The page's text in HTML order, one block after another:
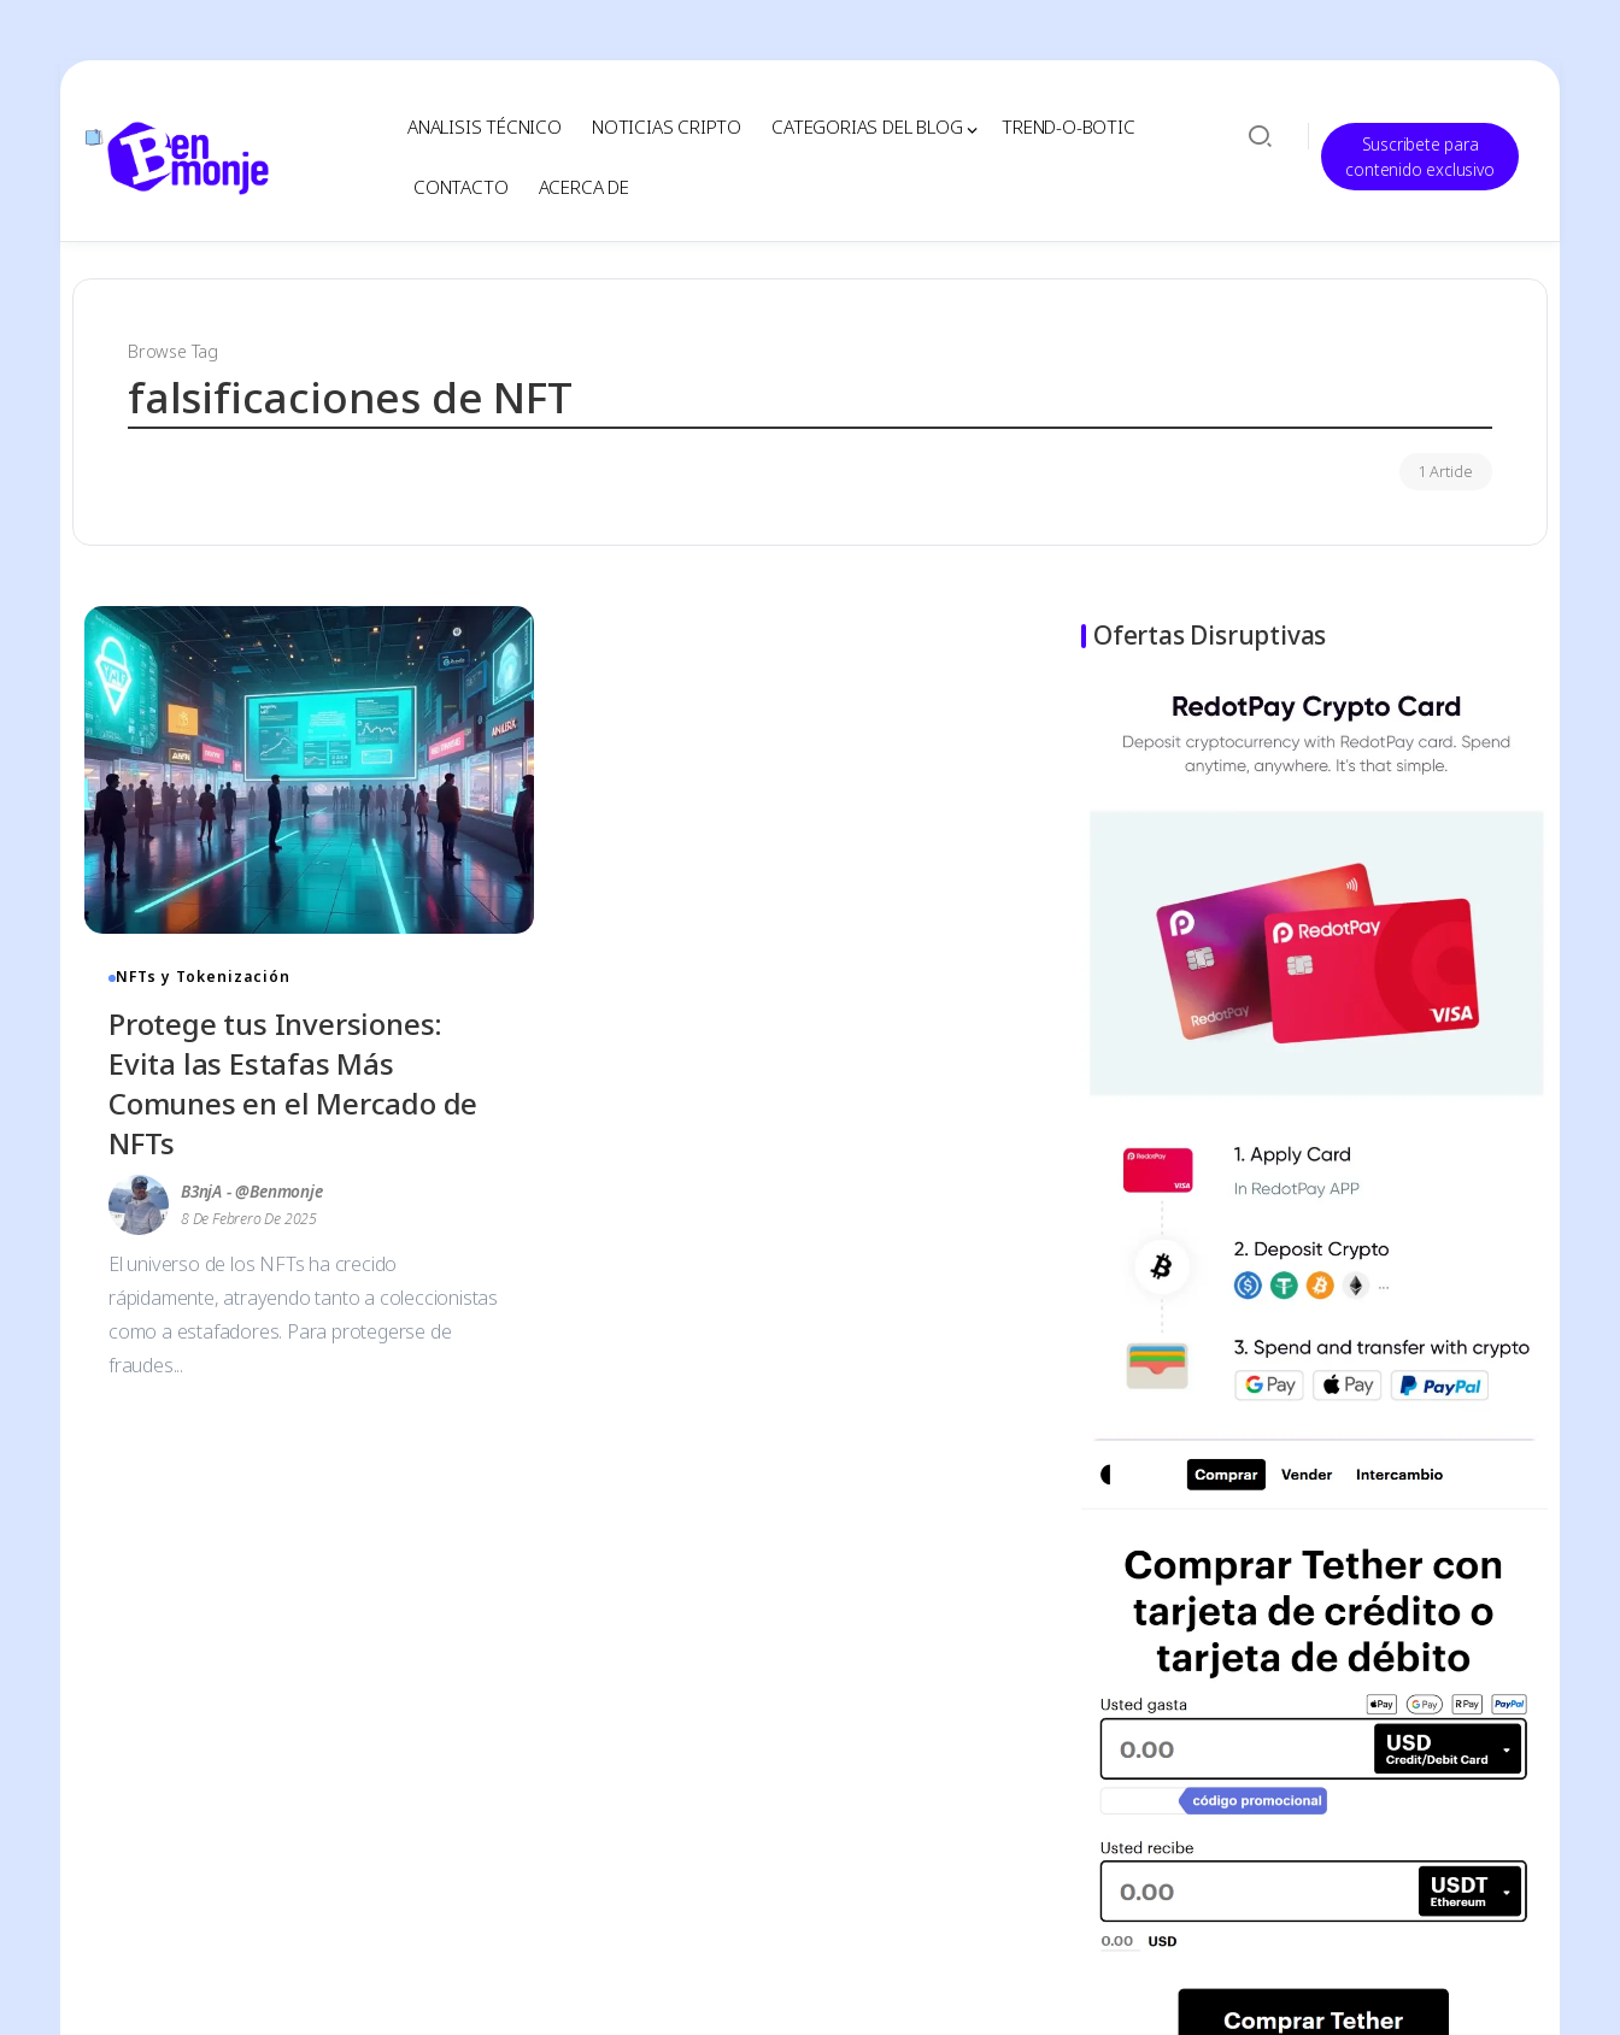
ANALISIS TÉCNICO NOTICIAS CRIPTO CATEGORIAS DEL BLOG TREND-O-BOTIC
CONTACTO ACERCA DE
Suscribete para
contenido exclusivo
Browse Tag
falsificaciones de NFT
1 Article
NFTs y Tokenización
Protege tus Inversiones:
Evita las Estafas Más
Comunes en el Mercado de
NFTs
B3njA - @benmonje
8 De Febrero De 2025
El universo de los NFTs ha crecido
rápidamente, atrayendo tanto a coleccionistas
como a estafadores. Para protegerse de
fraudes...
Ofertas Disruptivas